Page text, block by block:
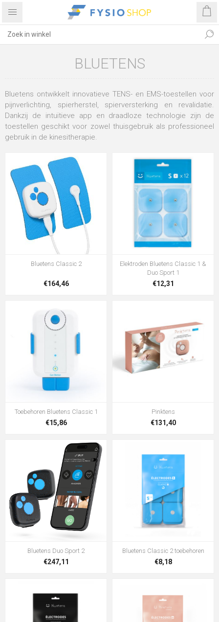
BLUETENS
Bluetens ontwikkelt innovatieve TENS- en EMS-toestellen voor
pijnverlichting, spierherstel, spierversterking en revalidatie.
Dankzij de intuïtieve app en draadloze technologie zijn de
toestellen geschikt voor zowel thuisgebruik als professioneel
gebruik in de kinesitherapie.
Bluetens Classic 2
€164,46
Elektroden Bluetens Classic 1 &
Duo Sport 1
€12,31
Toebehoren Bluetens Classic 1
€15,86
Pinktens
€131,40
Bluetens Duo Sport 2
€247,11
Bluetens Classic 2 toebehoren
€8,18